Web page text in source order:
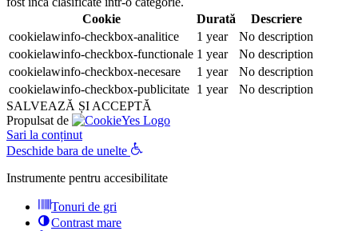
Cookie
Durată
Descriere
cookielawinfo-checkbox-analitice
1 year
No description
cookielawinfo-checkbox-functionale 1 year
No description
cookielawinfo-checkbox-necesare
1 year
No description
cookielawinfo-checkbox-publicitate 1 year
No description
SALVEAZĂ ȘI ACCEPTĂ
Propulsat de
Sari la conținut
Deschide bara de unelte
Instrumente pentru accesibilitate
Tonuri de gri
Contrast mare